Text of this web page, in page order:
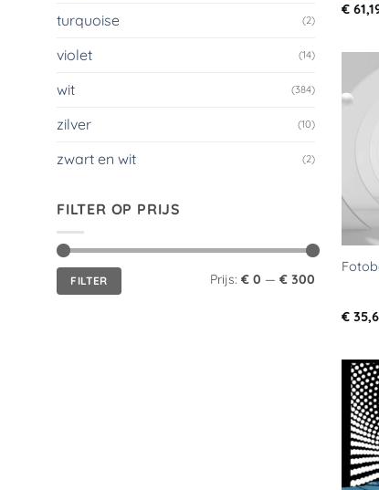
turquoise (2)
violet (14)
wit (384)
zilver (10)
zwart en wit (2)
FILTER OP PRIJS
Min.
prijs
Max.
prijsFILTER Prijs: € 0 — € 300
€
€